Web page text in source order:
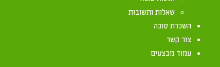
שאלות ותשובות
השכרת סוכה
צור קשר
עמוד מבצעים